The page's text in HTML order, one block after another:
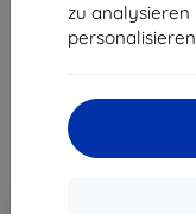
zu analysieren
12,51 €
ohne MWSt
Rabatt